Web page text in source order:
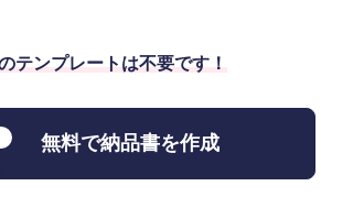
テンプレートは不要です！
無料で納品書を作成